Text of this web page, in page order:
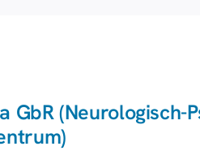
GbR (Neurologisch-